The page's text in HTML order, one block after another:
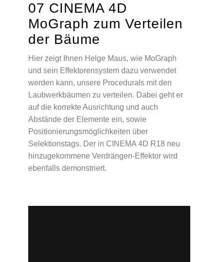
07 CINEMA 4D
MoGraph zum Verteilen
der Bäume
Hier zeigt Ihnen Helge Maus, wie MoGraph
und sein Effektorensystem dazu verwendet
werden kann, unsere Procedurals mit den
Laubwerkbäumen zu verteilen. Dabei geht er
auf die korrekte Ausrichtung und auch
Abstände der Elemente ein, sowie
Positionierungsmöglichkeiten über
Selektionstags. Der in CINEMA 4D R18 neu
hinzugekommene Verdrängen-Effektor wird
ebenfalls demonstriert.